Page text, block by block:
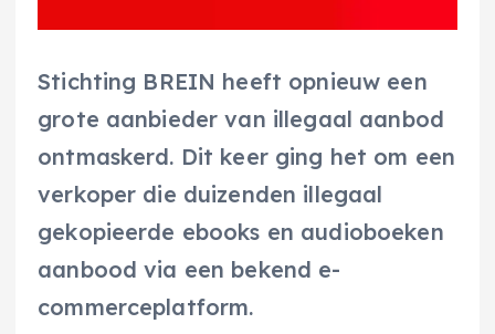
Stichting BREIN heeft opnieuw een
grote aanbieder van illegaal aanbod
ontmaskerd. Dit keer ging het om een
verkoper die duizenden illegaal
gekopieerde ebooks en audioboeken
aanbood via een bekend e-
commerceplatform.